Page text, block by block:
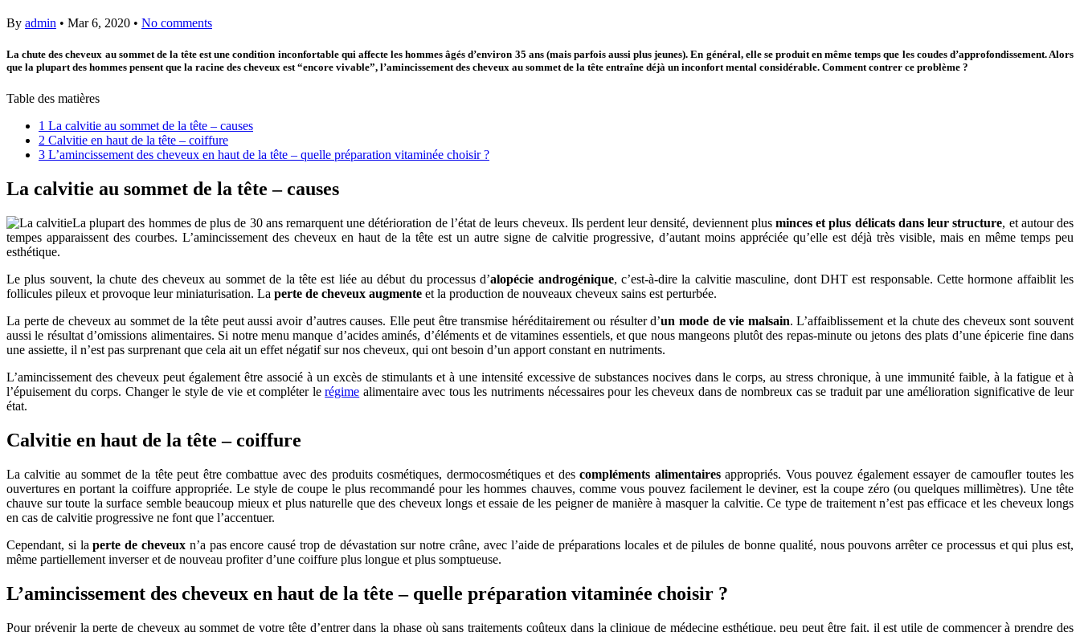
By admin • Mar 6, 2020 • No comments
La chute des cheveux au sommet de la tête est une condition inconfortable qui affecte les hommes âgés d’environ 35 ans (mais parfois aussi plus jeunes). En général, elle se produit en même temps que les coudes d’approfondissement. Alors
que la plupart des hommes pensent que la racine des cheveux est “encore vivable”, l’amincissement des cheveux au sommet de la tête entraîne déjà un inconfort mental considérable. Comment contrer ce problème ?
Table des matières
1 La calvitie au sommet de la tête – causes
2 Calvitie en haut de la tête – coiffure
3 L’amincissement des cheveux en haut de la tête – quelle préparation vitaminée choisir ?
La calvitie au sommet de la tête – causes
La plupart des hommes de plus de 30 ans remarquent une détérioration de l’état de leurs cheveux. Ils perdent leur densité, deviennent plusminces et plus délicats dans leur structure, et autour des
tempes apparaissent des courbes. L’amincissement des cheveux en haut de la tête est un autre signe de calvitie progressive, d’autant moins appréciée qu’elle est déjà très visible, mais en même temps peu
esthétique.
Le plus souvent, la chute des cheveux au sommet de la tête est liée au début du processus d’alopécie androgénique, c’est-à-dire la calvitie masculine, dont DHT est responsable. Cette hormone affaiblit les
follicules pileux et provoque leur miniaturisation. La perte de cheveux augmente et la production de nouveaux cheveux sains est perturbée.
La perte de cheveux au sommet de la tête peut aussi avoir d’autres causes. Elle peut être transmise héréditairement ou résulter d’un mode de vie malsain. L’affaiblissement et la chute des cheveux sont souvent
aussi le résultat d’omissions alimentaires. Si notre menu manque d’acides aminés, d’éléments et de vitamines essentiels, et que nous mangeons plutôt des repas-minute ou jetons des plats d’une épicerie fine dans
une assiette, il n’est pas surprenant que cela ait un effet négatif sur nos cheveux, qui ont besoin d’un apport constant en nutriments.
L’amincissement des cheveux peut également être associé à un excès de stimulants et à une intensité excessive de substances nocives dans le corps, au stress chronique, à une immunité faible, à la fatigue et à
l’épuisement du corps. Changer le style de vie et compléter lerégime alimentaire avec tous les nutriments nécessaires pour les cheveux dans de nombreux cas se traduit par une amélioration significative de leur
état.
Calvitie en haut de la tête – coiffure
La calvitie au sommet de la tête peut être combattue avec des produits cosmétiques, dermocosmétiques et descompléments alimentairesappropriés. Vous pouvez également essayer de camoufler toutes les
ouvertures en portant la coiffure appropriée. Le style de coupe le plus recommandé pour les hommes chauves, comme vous pouvez facilement le deviner, est la coupe zéro (ou quelques millimètres). Une tête
chauve sur toute la surface semble beaucoup mieux et plus naturelle que des cheveux longs et essaie de les peigner de manière à masquer la calvitie. Ce type de traitement n’est pas efficace et les cheveux longs
en cas de calvitie progressive ne font que l’accentuer.
Cependant, si laperte de cheveux n’a pas encore causé trop de dévastation sur notre crâne, avec l’aide de préparations locales et de pilules de bonne qualité, nous pouvons arrêter ce processus et qui plus est,
même partiellement inverser et de nouveau profiter d’une coiffure plus longue et plus somptueuse.
L’amincissement des cheveux en haut de la tête – quelle préparation vitaminée choisir ?
Pour prévenir la perte de cheveux au sommet de votre tête d’entrer dans la phase où sans traitements coûteux dans la clinique de médecine esthétique, peu peut être fait, il est utile de commencer à prendre des